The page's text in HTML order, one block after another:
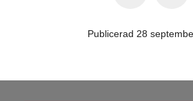
Publicerad 28